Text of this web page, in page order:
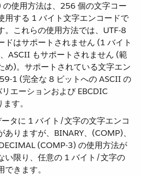
使用方法は、256 個の文字コー
用する 1 バイト文字エンコードで
。これらの使用方法では、UTF-8
ドはサポートされません (1 バイト
ASCII もサポートされません (範
め)。サポートされている文字エン
1 (完全な 8 ビットへの ASCII の
エーションおよび EBCDIC
す。
ータに 1 バイト/文字の文字エンコ
りますが、BINARY、(COMP)、
(COMP-3) の使用方法が
い限り、任意の 1 バイト/文字の
きます。